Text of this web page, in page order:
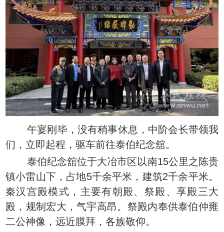
午宴刚毕，没有稍事休息，中阶会长带领我
们，立即起程，驱车前往泰伯纪念舘。
泰伯纪念舘位于大冶市区以南15公里之陈贵
镇小雷山下，占地5千余平米，建筑2千余平米。
秦汉宫殿模式，主要有朝殿、祭殿、享殿三大
殿，规制宏大，气宇高昂。祭殿内奉供泰伯仲雍
二公神像，远近膜拜，各族敬仰。